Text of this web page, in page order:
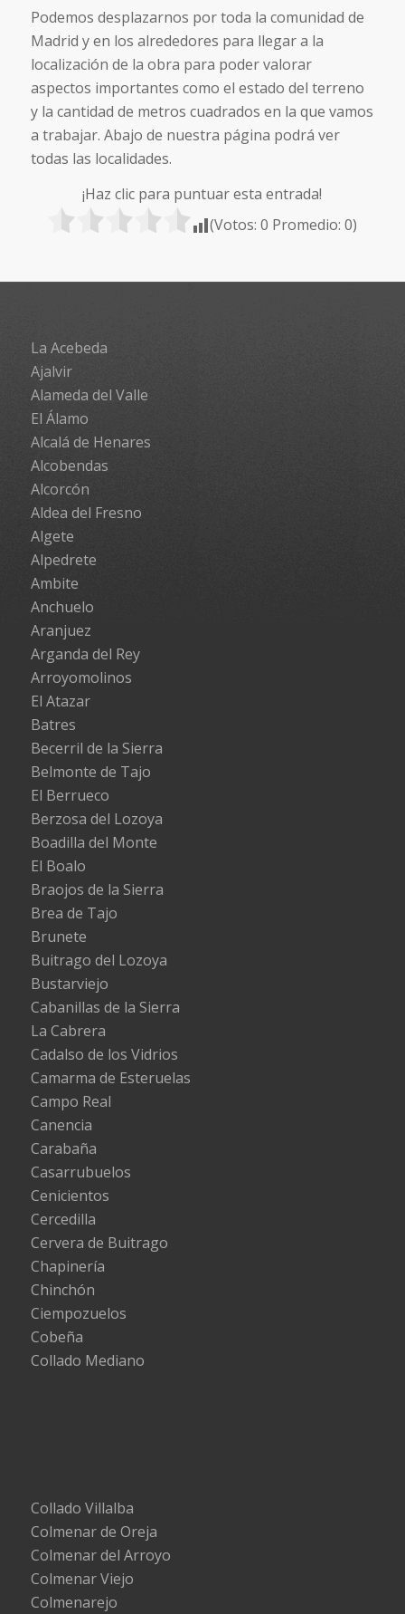
Podemos desplazarnos por toda la comunidad de
Madrid y en los alrededores para llegar a la
localización de la obra para poder valorar
aspectos importantes como el estado del terreno
y la cantidad de metros cuadrados en la que vamos
a trabajar. Abajo de nuestra página podrá ver
todas las localidades.
¡Haz clic para puntuar esta entrada!
(Votos:0 Promedio:0)
La Acebeda
Ajalvir
Alameda del Valle
El Álamo
Alcalá de Henares
Alcobendas
Alcorcón
Aldea del Fresno
Algete
Alpedrete
Ambite
Anchuelo
Aranjuez
Arganda del Rey
Arroyomolinos
El Atazar
Batres
Becerril de la Sierra
Belmonte de Tajo
El Berrueco
Berzosa del Lozoya
Boadilla del Monte
El Boalo
Braojos de la Sierra
Brea de Tajo
Brunete
Buitrago del Lozoya
Bustarviejo
Cabanillas de la Sierra
La Cabrera
Cadalso de los Vidrios
Camarma de Esteruelas
Campo Real
Canencia
Carabaña
Casarrubuelos
Cenicientos
Cercedilla
Cervera de Buitrago
Chapinería
Chinchón
Ciempozuelos
Cobeña
Collado Mediano
Collado Villalba
Colmenar de Oreja
Colmenar del Arroyo
Colmenar Viejo
Colmenarejo